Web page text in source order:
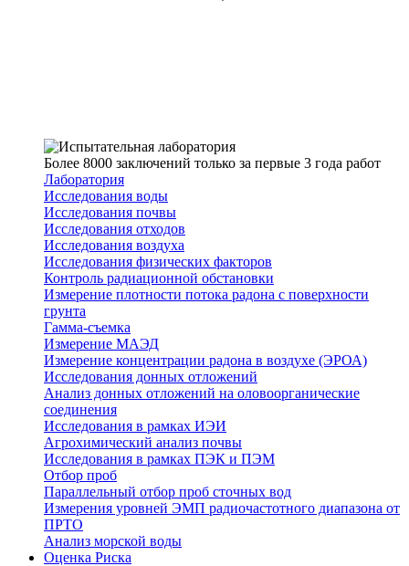
Более 8000 заключений только за первые 3 года работ
Лаборатория
Исследования воды
Исследования почвы
Исследования отходов
Исследования воздуха
Исследования физических факторов
Контроль радиационной обстановки
Измерение плотности потока радона с поверхности
грунта
Гамма-съемка
Измерение МАЭД
Измерение концентрации радона в воздухе (ЭРОА)
Исследования донных отложений
Анализ донных отложений на оловоорганические
соединения
Исследования в рамках ИЭИ
Агрохимический анализ почвы
Исследования в рамках ПЭК и ПЭМ
Отбор проб
Параллельный отбор проб сточных вод
Измерения уровней ЭМП радиочастотного диапазона от
ПРТО
Анализ морской воды
Оценка Риска